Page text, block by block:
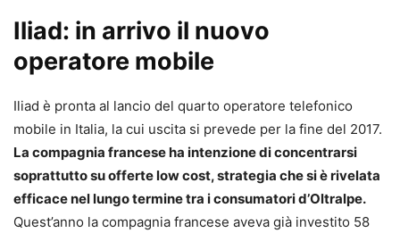
Iliad: in arrivo il nuovo
operatore mobile
Iliad è pronta al lancio del quarto operatore telefonico
mobile in Italia, la cui uscita si prevede per la fine del 2017.
La compagnia francese ha intenzione di concentrarsi
soprattutto su offerte low cost, strategia che si è rivelata
efficace nel lungo termine tra i consumatori d’Oltralpe.
Quest’anno la compagnia francese aveva già investito 58